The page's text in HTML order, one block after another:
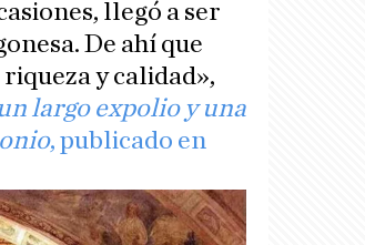
llegó a ser
De ahí que
y calidad»,
largo expolio y una
, publicado en